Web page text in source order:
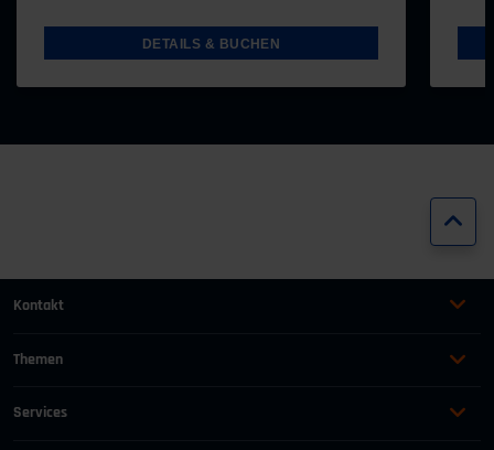
DETAILS & BUCHEN
Kontakt
+49 (0)2116214-201
+49 (0)2116214-154
Themen
Services